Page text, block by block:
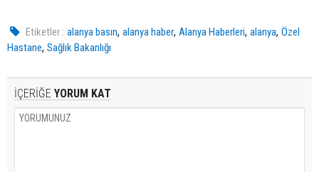
Etiketler : alanya basın,alanya haber,Alanya Haberleri,alanya,Özel
Hastane, Sağlık Bakanlığı
İÇERİĞE YORUM KAT